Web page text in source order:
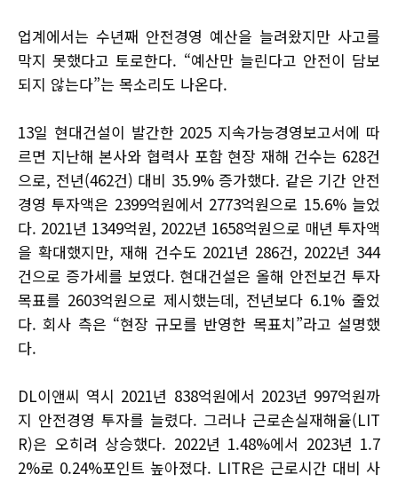
업계에서는 수년째 안전경영 예산을 늘려왔지만 사고를
막지 못했다고 토로한다. “예산만 늘린다고 안전이 담보
되지 않는다”는 목소리도 나온다.
13일 현대건설이 발간한 2025 지속가능경영보고서에 따
르면 지난해 본사와 협력사 포함 현장 재해 건수는 628건
으로, 전년(462건) 대비 35.9% 증가했다. 같은 기간 안전
경영 투자액은 2399억원에서 2773억원으로 15.6% 늘었
다. 2021년 1349억원, 2022년 1658억원으로 매년 투자액
을 확대했지만, 재해 건수도 2021년 286건, 2022년 344
건으로 증가세를 보였다. 현대건설은 올해 안전보건 투자
목표를 2603억원으로 제시했는데, 전년보다 6.1% 줄었
다. 회사 측은 “현장 규모를 반영한 목표치”라고 설명했
다.
DL이앤씨 역시 2021년 838억원에서 2023년 997억원까
지 안전경영 투자를 늘렸다. 그러나 근로손실재해율(LIT
R)은 오히려 상승했다. 2022년 1.48%에서 2023년 1.7
2%로 0.24%포인트 높아졌다. LITR은 근로시간 대비 사